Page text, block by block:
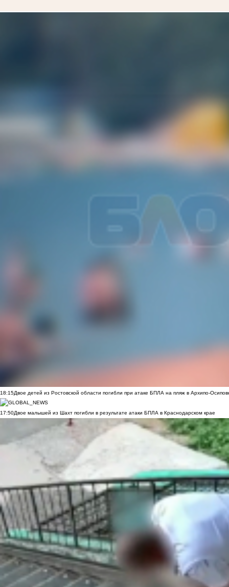
18:15Двое детей из Ростовской области погибли при атаке БПЛА на пляж в Архипо-
17:50Двое малышей из Шахт погибли в результате атаки БПЛА в Краснодарском крае